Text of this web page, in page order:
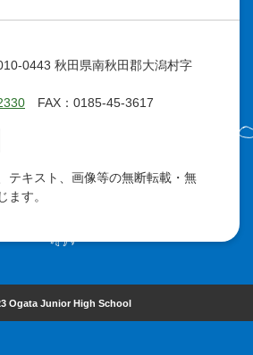
0443 秋田県南秋田郡大潟村字
FAX：0185-45-3617
テキスト、画像等の無断転載・無
ます。
Ogata Junior High School